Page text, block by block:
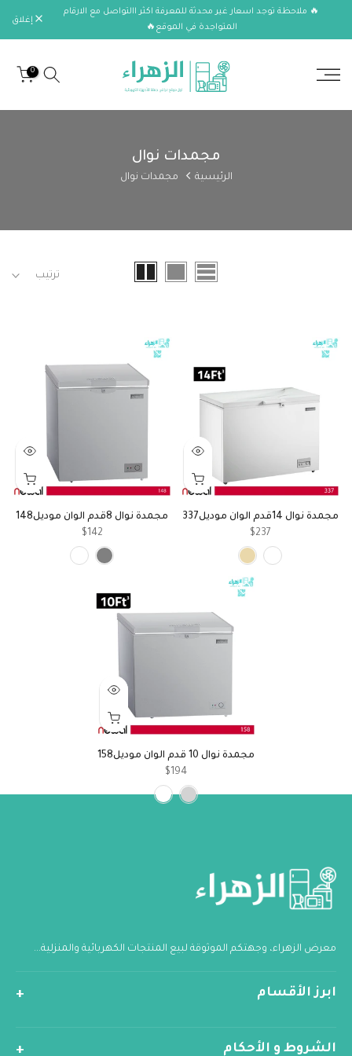
الانتقال🔥 ملاحظة توجد اسعار غير محدثة للمعرفة اكثر االتواصل مع الارقام
المتواجدة في الموقع🔥
إغلاق
0
مجمدات نوال
الرئيسية مجمدات نوال
ترتيب
مجمدة نوال 14قدم الوان موديل337
$237
مجمدة نوال 8قدم الوان موديل148
$142
مجمدة نوال 10 قدم الوان موديل158
$194
معرض الزهراء، وجهتكم الموثوقة لبيع المنتجات الكهربائية والمنزلية...
ابرز الأقسام
الشروط و الأحكام